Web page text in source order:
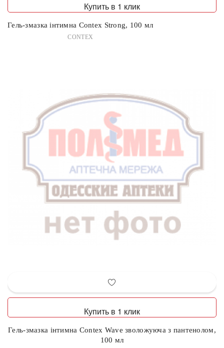
Купить в 1 клик
Гель-змазка інтимна Contex Strong, 100 мл
CONTEX
Купить в 1 клик
Гель-змазка інтимна Contex Wave зволожуюча з пантенолом,
100 мл